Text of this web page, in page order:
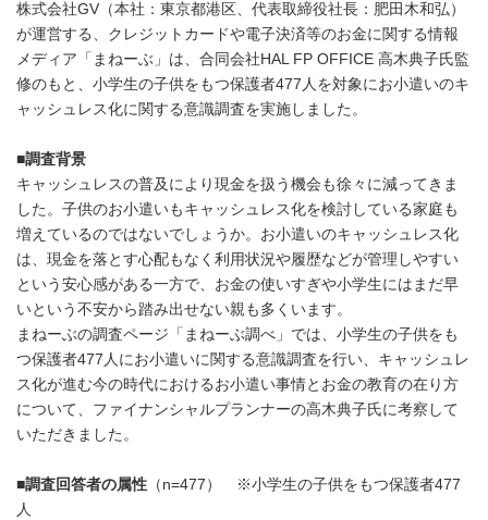
株式会社GV（本社：東京都港区、代表取締役社長：肥田木和弘）
が運営する、クレジットカードや電子決済等のお金に関する情報
メディア「まねーぶ」は、合同会社HAL FP OFFICE 高木典子氏監
修のもと、小学生の子供をもつ保護者477人を対象にお小遣いのキ
ャッシュレス化に関する意識調査を実施しました。
■調査背景
キャッシュレスの普及により現金を扱う機会も徐々に減ってきま
した。子供のお小遣いもキャッシュレス化を検討している家庭も
増えているのではないでしょうか。お小遣いのキャッシュレス化
は、現金を落とす心配もなく利用状況や履歴などが管理しやすい
という安心感がある一方で、お金の使いすぎや小学生にはまだ早
いという不安から踏み出せない親も多くいます。
まねーぶの調査ページ「まねーぶ調べ」では、小学生の子供をも
つ保護者477人にお小遣いに関する意識調査を行い、キャッシュレ
ス化が進む今の時代におけるお小遣い事情とお金の教育の在り方
について、ファイナンシャルプランナーの高木典子氏に考察して
いただきました。
■調査回答者の属性 （n=477） ※小学生の子供をもつ保護者477
人